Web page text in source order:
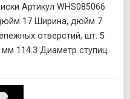
Артикул WHS085066
17 Ширина, дюйм 7
отверстий, шт. 5
114.3 Диаметр ступиц